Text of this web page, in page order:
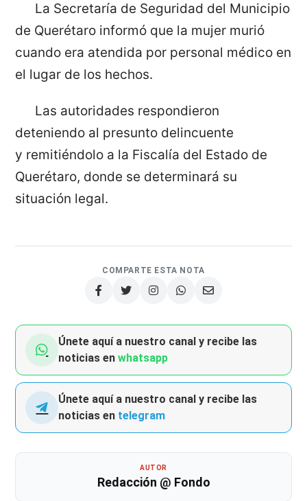
La Secretaría de Seguridad del Municipio
de Querétaro informó que la mujer murió
cuando era atendida por personal médico en
el lugar de los hechos.
Las autoridades respondieron
deteniendo al presunto delincuente
y remitiéndolo a la Fiscalía del Estado de
Querétaro, donde se determinará su
situación legal.
COMPARTE ESTA NOTA
Únete aquí a nuestro canal y recibe las
noticias enwhatsapp
Únete aquí a nuestro canal y recibe las
noticias en telegram
AUTOR
Redacción @ Fondo